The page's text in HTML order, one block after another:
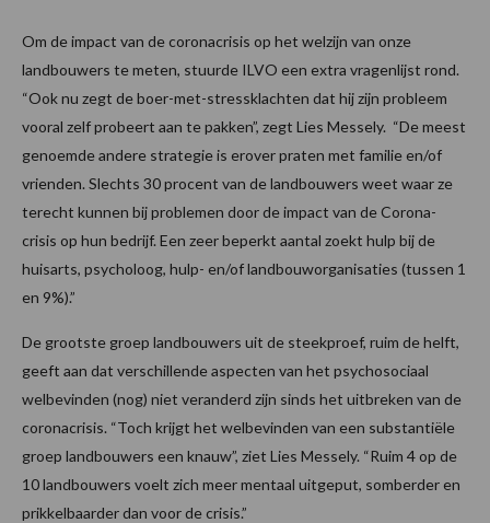
Om de impact van de coronacrisis op het welzijn van onze
landbouwers te meten, stuurde ILVO een extra vragenlijst rond.
“Ook nu zegt de boer-met-stressklachten dat hij zijn probleem
vooral zelf probeert aan te pakken”, zegt Lies Messely. “De meest
genoemde andere strategie is erover praten met familie en/of
vrienden. Slechts 30 procent van de landbouwers weet waar ze
terecht kunnen bij problemen door de impact van de Corona-
crisis op hun bedrijf. Een zeer beperkt aantal zoekt hulp bij de
huisarts, psycholoog, hulp- en/of landbouworganisaties (tussen 1
en 9%).”
De grootste groep landbouwers uit de steekproef, ruim de helft,
geeft aan dat verschillende aspecten van het psychosociaal
welbevinden (nog) niet veranderd zijn sinds het uitbreken van de
coronacrisis. “Toch krijgt het welbevinden van een substantiële
groep landbouwers een knauw”, ziet Lies Messely. “Ruim 4 op de
10 landbouwers voelt zich meer mentaal uitgeput, somberder en
prikkelbaarder dan voor de crisis.”